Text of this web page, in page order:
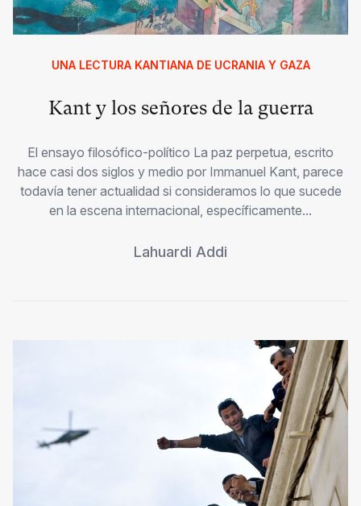
UNA LECTURA KANTIANA DE UCRANIA Y GAZA
Kant y los señores de la guerra
El ensayo filosófico-político La paz perpetua, escrito
hace casi dos siglos y medio por Immanuel Kant, parece
todavía tener actualidad si consideramos lo que sucede
en la escena internacional, específicamente...
Lahuardi Addi